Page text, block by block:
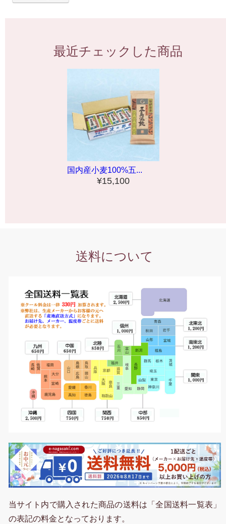
最近チェックした商品
国内産小麦100%五...
¥15,100
送料について
当サイト内で購入された商品の送料は「全国送料一覧表」
の表記の料金となっております。